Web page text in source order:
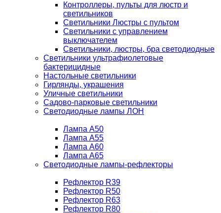
Контроллеры, пульты для люстр и
светильников
Светильники Люстры с пультом
Светильники с управлением
выключателем
Светильники, люстры, бра светодиодные
Светильники ультрафиолетовые
бактерицидные
Настольные светильники
Гирлянды, украшения
Уличные светильники
Садово-парковые светильники
Светодиодные лампы ЛОН
Лампа A50
Лампа A55
Лампа A60
Лампа A65
Светодиодные лампы-рефлекторы
Рефлектор R39
Рефлектор R50
Рефлектор R63
Рефлектор R80